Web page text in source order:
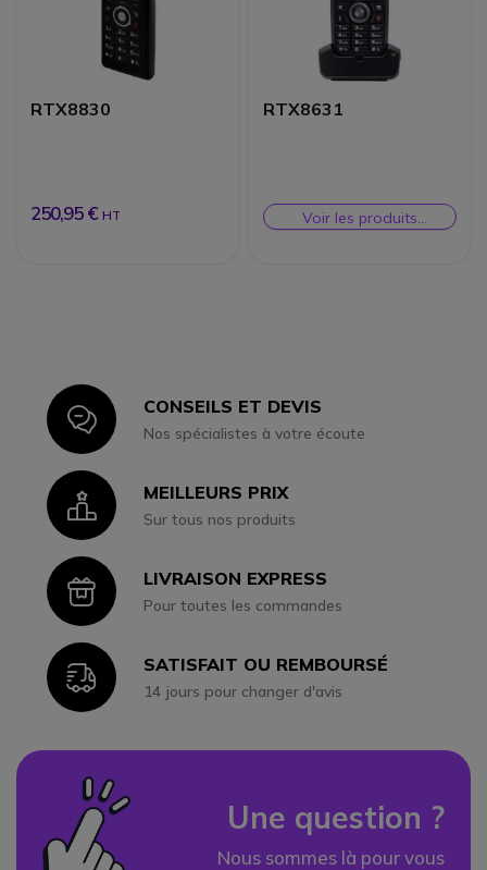
RTX8830
250,95 € HT
RTX8631
Voir les produits
similaires
IconCONSEILS ET DEVIS
Nos spécialistes à votre écoute
IconMEILLEURS PRIX
Sur tous nos produits
IconLIVRAISON EXPRESS
Pour toutes les commandes
IconSATISFAIT OU REMBOURSÉ
14 jours pour changer d'avis
Une question ?
Nous sommes là pour vous